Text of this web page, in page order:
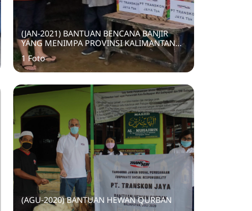
(JAN-2021) BANTUAN BENCANA BANJIR
YANG MENIMPA PROVINSI KALIMANTAN
SELATAN
1 Foto
(AGU-2020) BANTUAN HEWAN QURBAN